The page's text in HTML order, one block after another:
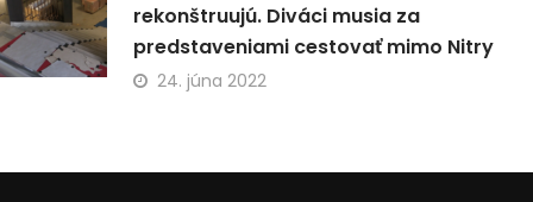
rekonštruujú. Diváci musia za
predstaveniami cestovať mimo Nitry
24. júna 2022